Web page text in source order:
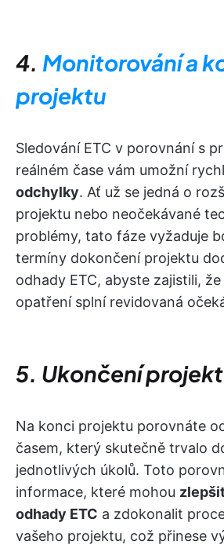
4. Monitorování a
projektu
Sledování ETC v porovnání s
reálném čase vám umožní
odchylky. Ať už se jedná o
projektu nebo neočekávané
problémy, tato fáze vyžaduje
termíny dokončení projektu
odhady ETC, abyste zajistili,
opatření splní revidovaná
5. Ukončení
Na konci projektu porovnáte
časem, který skutečně trvalo
jednotlivých úkolů. Toto
informace, které mohou
odhady ETC a zdokonalit
vašeho projektu, což přinese